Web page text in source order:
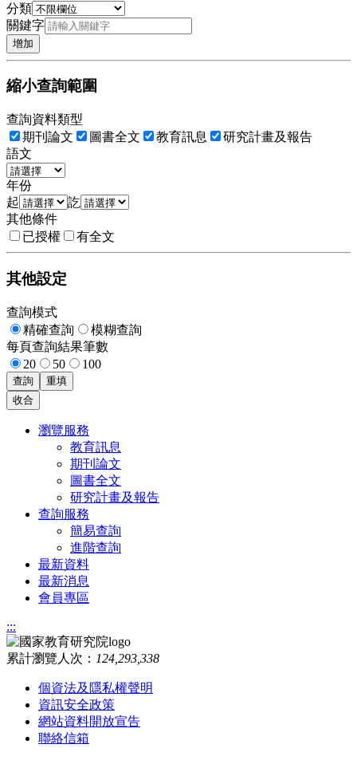
分類
關鍵字
增加
縮小查詢範圍
查詢資料類型
期刊論文
圖書全文 教育訊息
研究計畫及報告
語文
年份
起
訖
其他條件
已授權
有全文
其他設定
查詢模式
精確查詢
模糊查詢
每頁查詢結果筆數
20
50 100
查詢
重填
收合
瀏覽服務
教育訊息
期刊論文
圖書全文
研究計畫及報告
查詢服務
簡易查詢
進階查詢
最新資料
最新消息
會員專區
:::
累計瀏覽人次： 124,293,338
個資法及隱私權聲明
資訊安全政策
網站資料開放宣告
聯絡信箱